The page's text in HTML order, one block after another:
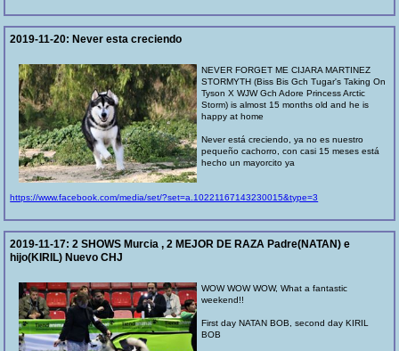
2019-11-20:Never esta creciendo
NEVER FORGET ME CIJARA MARTINEZ
STORMYTH (Biss Bis Gch Tugar's Taking On
Tyson X WJW Gch Adore Princess Arctic
Storm) is almost 15 months old and he is
happy at home
Never está creciendo, ya no es nuestro
pequeño cachorro, con casi 15 meses está
hecho un mayorcito ya
https://www.facebook.com/media/set/?set=a.10221167143230015&type=3
2019-11-17:2 SHOWS Murcia , 2 MEJOR DE RAZA Padre(NATAN) e
hijo(KIRIL) Nuevo CHJ
WOW WOW WOW, What a fantastic
weekend!!
First day NATAN BOB, second day KIRIL
BOB